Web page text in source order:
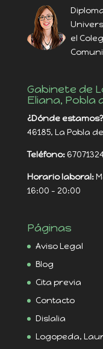
el
Gabinete de
Eliana, Pobla
¿Dónde
46185, La Pobla
Teléfono:
Horario laboral:
16:00 - 20:00
Páginas
Aviso Legal
Blog
Cita previa
Contacto
Dislalia
Logopeda,